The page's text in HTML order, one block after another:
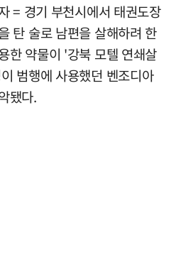
= 경기 부천시에서 태권도장
탄 술로 남편을 살해하려 한
한 약물이 '강북 모텔 연쇄살
범행에 사용했던 벤조디아
됐다.